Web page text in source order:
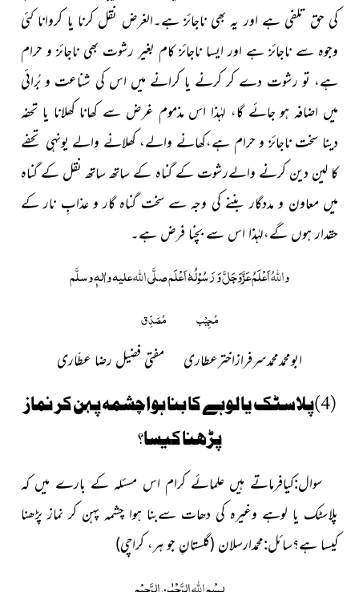
کی حق تلفی ہے اور یہ بھی ناجائز ہے۔الغرض نقل کرنا یا کروانا کئی
وجوہ سے ناجائز ہے اور ایسا ناجائز کام بغیر رشوت بھی ناجائز و حرام
ہے، تو رشوت دے کر کرنے یا کرانے میں اس کی شناعت و بُرائی
میں اضافہ ہو جائے گا، لہٰذا اس مذموم غرض سے کھانا کھلانا یا تحفہ
دینا سخت ناجائز و حرام ہے،کھانے والے، کھلانے والے یونہی تحفے
کا لین دین کرنے والےرشوت کے گناہ کے ساتھ ساتھ نقل کے گناہ
میں معاون و مددگار بننے کی وجہ سے سخت گناہ گار و عذابِ نار کے
حقدار ہوں گے،لہٰذا اس سے بچنا فرض ہے۔
واللہُاَعْلَمُ عَزَّوَجَلَّ وَ رَسُوْلُہٗ اَعْلَم صلَّیاللہعلیہ واٰلہٖ وسلَّم
مُجِیْب مُصَدِّق
ابومحمدمحمدسرفرازاخترعطاری مفتی فضیل رضا عطّاری
(4)پلاسٹک یا لوہے کا بنا ہواچشمہ پہن کر نماز
پڑھنا کیسا؟
سوال:کیافرماتے ہیں علمائے کرام اس مسئلہ کے بارے میں کہ
پلاسٹک یا لوہے وغیرہ کی دھات سےبنا ہوا چشمہ پہن کر نماز پڑھنا
کیسا ہے؟سائل:محمدارسلان (گلستانِ جو ہر، کراچی)